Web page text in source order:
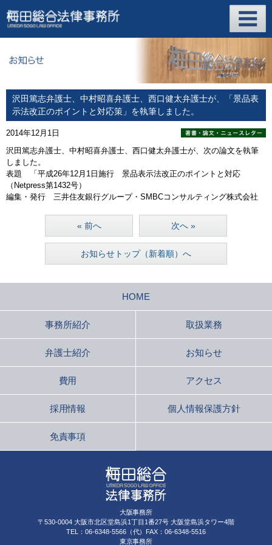
沢田篤志弁護士、中村昭喜弁護士、西口健太弁護士が、「景品表
示法改正のポイントと対応策」を執筆しました。
2014年12月1日
沢田篤志弁護士、中村昭喜弁護士、西口健太弁護士が、次の論文を執筆
しました。
表題 「平成26年12月1日施行 景品表示法改正のポイントと対応
（Netpress第1432号）
編集・発行 三井住友銀行グループ・SMBCコンサルティング株式会社
« 前へ
お知らせトップ（新着順）へ
次へ »
HOME
事務所紹介 取扱業務
弁護士紹介 お知らせ
費用 アクセス
採用情報 個人情報保護方針
免責事項
大阪事務所
〒530-0004 大阪市北区堂島浜1丁目1番27号 大阪堂島浜タワー4階
TEL：06-6348-5566（代）FAX：06-6348-5516
東京事務所